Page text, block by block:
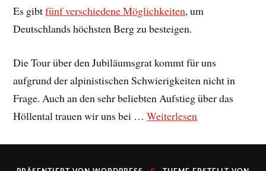
Es gibtfünf verschiedene Möglichkeiten, um
Deutschlands höchsten Berg zu besteigen.
Die Tour über den Jubiläumsgrat kommt für uns
aufgrund der alpinistischen Schwierigkeiten nicht in
Frage. Auch an den sehr beliebten Aufstieg über das
Höllental trauen wir uns bei …Weiterlesen